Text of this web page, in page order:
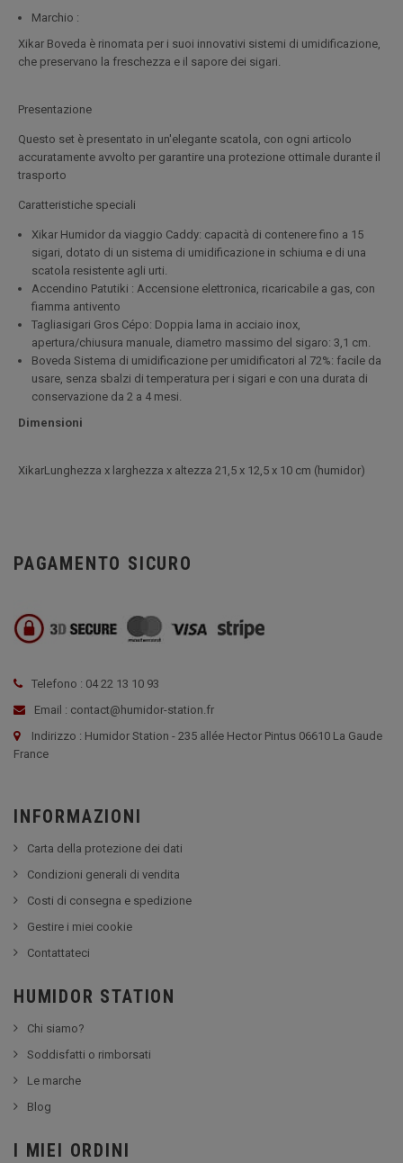
Marchio :
Xikar Boveda è rinomata per i suoi innovativi sistemi di umidificazione,
che preservano la freschezza e il sapore dei sigari.
Presentazione
Questo set è presentato in un'elegante scatola, con ogni articolo
accuratamente avvolto per garantire una protezione ottimale durante il
trasporto
Caratteristiche speciali
Xikar Humidor da viaggio Caddy: capacità di contenere fino a 15
sigari, dotato di un sistema di umidificazione in schiuma e di una
scatola resistente agli urti.
Accendino Patutiki : Accensione elettronica, ricaricabile a gas, con
fiamma antivento
Tagliasigari Gros Cépo: Doppia lama in acciaio inox,
apertura/chiusura manuale, diametro massimo del sigaro: 3,1 cm.
Boveda Sistema di umidificazione per umidificatori al 72%: facile da
usare, senza sbalzi di temperatura per i sigari e con una durata di
conservazione da 2 a 4 mesi.
Dimensioni
XikarLunghezza x larghezza x altezza 21,5 x 12,5 x 10 cm (humidor)
PAGAMENTO SICURO
Telefono : 04 22 13 10 93
Email : contact@humidor-station.fr
Indirizzo : Humidor Station - 235 allée Hector Pintus 06610 La Gaude
France
INFORMAZIONI
Carta della protezione dei dati
Condizioni generali di vendita
Costi di consegna e spedizione
Gestire i miei cookie
Contattateci
HUMIDOR STATION
Chi siamo?
Soddisfatti o rimborsati
Le marche
Blog
I MIEI ORDINI